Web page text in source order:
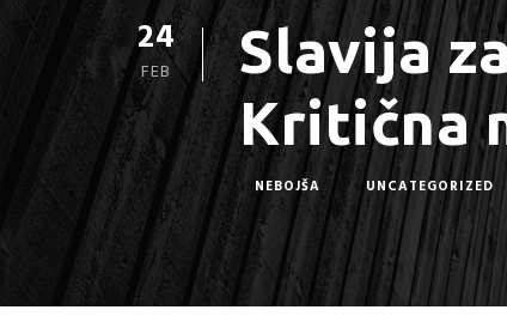
24
FEB
Slavija
Kritična
NEBOJŠA UNCATEGORIZED